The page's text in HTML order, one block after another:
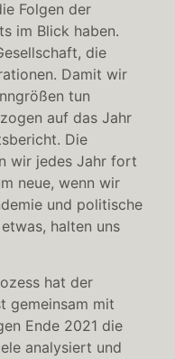
Folgen der
im Blick haben.
die
Damit wir
tun
auf das Jahr
Die
wir jedes Jahr fort
neue, wenn wir
und politische
halten uns
hat der
gemeinsam mit
Ende 2021 die
analysiert und